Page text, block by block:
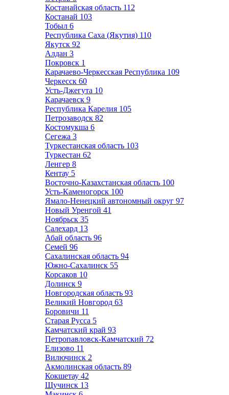
Костанайская область 112
Костанай 103
Тобыл 6
Республика Саха (Якутия) 110
Якутск 92
Алдан 3
Покровск 1
Карачаево-Черкесская Республика 109
Черкесск 60
Усть-Джегута 10
Карачаевск 9
Республика Карелия 105
Петрозаводск 82
Костомукша 6
Сегежа 3
Туркестанская область 103
Туркестан 62
Ленгер 8
Кентау 5
Восточно-Казахстанская область 100
Усть-Каменогорск 100
Ямало-Ненецкий автономный округ 97
Новый Уренгой 41
Ноябрьск 35
Салехард 13
Абай область 96
Семей 96
Сахалинская область 94
Южно-Сахалинск 55
Корсаков 10
Долинск 9
Новгородская область 93
Великий Новгород 63
Боровичи 11
Старая Русса 5
Камчатский край 93
Петропавловск-Камчатский 72
Елизово 11
Вилючинск 2
Акмолинская область 89
Кокшетау 42
Щучинск 13